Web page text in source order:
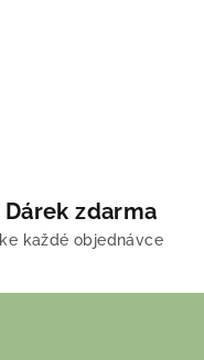
Dárek zdarma
ke každé objednávce